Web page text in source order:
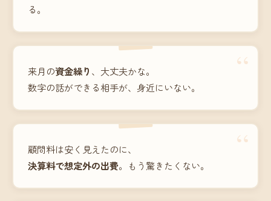
る。
“
来月の資金繰り 、大丈夫かな。
数字の話ができる相手が、身近にいない。
“
顧問料は安く見えたのに、
決算料で想定外の出費。もう驚きたくない。